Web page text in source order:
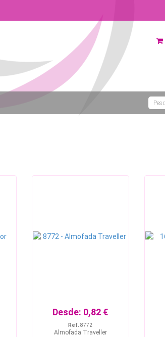
Desde: 0,82 €
Ref. 8772
Almofada Traveller